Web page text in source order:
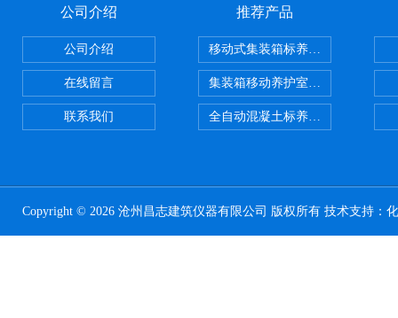
公司介绍
公司介绍
在线留言
联系我们
推荐产品
移动式集装箱标养室 养护室设备
集装箱移动养护室 标养室
全自动混凝土标养室恒温恒湿设备
Copyright © 2026 沧州昌志建筑仪器有限公司 版权所有 技术支持：